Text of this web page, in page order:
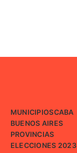
MUNICIPIOSCABA
BUENOS AIRES
PROVINCIAS
ELECCIONES 2023